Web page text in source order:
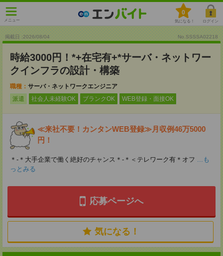
メニュー
0
気になる！ ログイン
掲載日 :2026/08/04 No.SSSSA02218
時給3000円！*+在宅有+*サーバ・ネットワー
クインフラの設計・構築
職種： サーバ・ネットワークエンジニア
派遣
社会人未経験OK ブランクOK WEB登録・面接OK
≪来社不要！カンタンWEB登録≫月収例46万5000
円！
＊-＊大手企業で働く絶好のチャンス＊-＊＜テレワーク有＊オフ ...も
っとみる
応募ページへ
気になる！